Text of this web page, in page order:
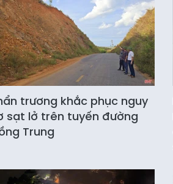
trương khắc phục nguy
sạt lở trên tuyến đường
Trung